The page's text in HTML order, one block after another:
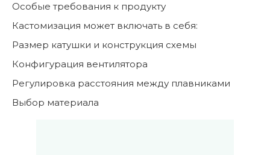
Особые требования к продукту
Кастомизация может включать в себя:
Размер катушки и конструкция схемы
Конфигурация вентилятора
Регулировка расстояния между плавниками
Выбор материала